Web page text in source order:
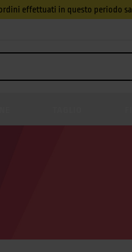
effettuati in questo periodo